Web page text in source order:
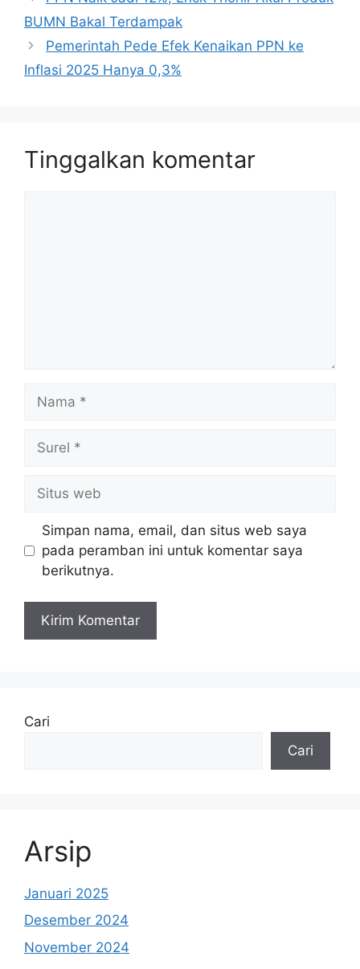
BUMN Bakal Terdampak
Pemerintah Pede Efek Kenaikan PPN ke
Inflasi 2025 Hanya 0,3%
Tinggalkan komentar
Nama
Surel
Situs
web
Simpan nama, email, dan situs web saya
pada peramban ini untuk komentar saya
berikutnya.
Cari
Cari
Arsip
Januari 2025
Desember 2024
November 2024